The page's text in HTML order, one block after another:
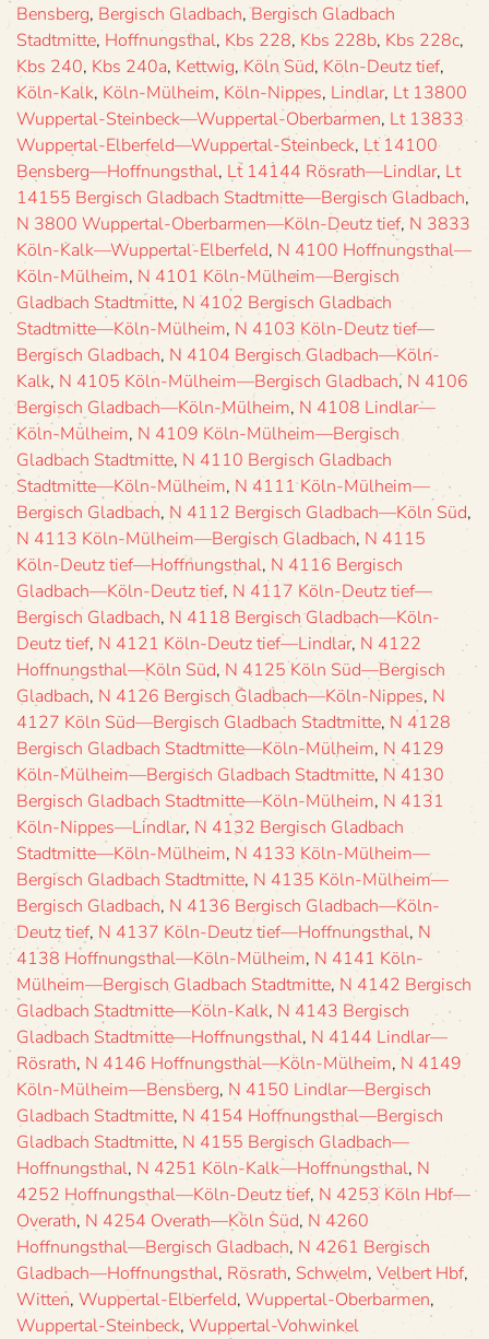
Bensberg, Bergisch Gladbach,Bergisch Gladbach
Stadtmitte, Hoffnungsthal, Kbs 228, Kbs 228b, Kbs 228c,
Kbs 240, Kbs 240a, Kettwig,Köln Süd, Köln-Deutz tief,
Köln-Kalk, Köln-Mülheim, Köln-Nippes, Lindlar, Lt 13800
Wuppertal-Steinbeck—Wuppertal-Oberbarmen, Lt 13833
Wuppertal-Elberfeld—Wuppertal-Steinbeck, Lt 14100
Bensberg—Hoffnungsthal, Lt 14144 Rösrath—Lindlar, Lt
14155 Bergisch Gladbach Stadtmitte—Bergisch Gladbach,
N 3800 Wuppertal-Oberbarmen—Köln-Deutz tief, N 3833
Köln-Kalk—Wuppertal-Elberfeld, N 4100 Hoffnungsthal—
Köln-Mülheim, N 4101 Köln-Mülheim—Bergisch
Gladbach Stadtmitte, N 4102 Bergisch Gladbach
Stadtmitte—Köln-Mülheim, N 4103 Köln-Deutz tief—
Bergisch Gladbach, N 4104 Bergisch Gladbach—Köln-
Kalk, N 4105 Köln-Mülheim—Bergisch Gladbach, N 4106
Bergisch Gladbach—Köln-Mülheim, N 4108 Lindlar—
Köln-Mülheim, N 4109 Köln-Mülheim—Bergisch
Gladbach Stadtmitte, N 4110 Bergisch Gladbach
Stadtmitte—Köln-Mülheim, N 4111 Köln-Mülheim—
Bergisch Gladbach, N 4112 Bergisch Gladbach—Köln Süd,
N 4113 Köln-Mülheim—Bergisch Gladbach, N 4115
Köln-Deutz tief—Hoffnungsthal, N 4116 Bergisch
Gladbach—Köln-Deutz tief, N 4117 Köln-Deutz tief—
Bergisch Gladbach, N 4118 Bergisch Gladbach—Köln-
Deutz tief, N 4121 Köln-Deutz tief—Lindlar, N 4122
Hoffnungsthal—Köln Süd,N 4125 Köln Süd—Bergisch
Gladbach, N 4126 Bergisch Gladbach—Köln-Nippes, N
4127 Köln Süd—Bergisch Gladbach Stadtmitte, N 4128
Bergisch Gladbach Stadtmitte—Köln-Mülheim, N 4129
Köln-Mülheim—Bergisch Gladbach Stadtmitte, N 4130
Bergisch Gladbach Stadtmitte—Köln-Mülheim, N 4131
Köln-Nippes—Lindlar, N 4132 Bergisch Gladbach
Stadtmitte—Köln-Mülheim, N 4133 Köln-Mülheim—
Bergisch Gladbach Stadtmitte, N 4135 Köln-Mülheim—
Bergisch Gladbach, N 4136 Bergisch Gladbach—Köln-
Deutz tief, N 4137 Köln-Deutz tief—Hoffnungsthal, N
4138 Hoffnungsthal—Köln-Mülheim, N 4141 Köln-
Mülheim—Bergisch Gladbach Stadtmitte, N 4142 Bergisch
Gladbach Stadtmitte—Köln-Kalk, N 4143 Bergisch
Gladbach Stadtmitte—Hoffnungsthal, N 4144 Lindlar—
Rösrath, N 4146 Hoffnungsthal—Köln-Mülheim, N 4149
Köln-Mülheim—Bensberg, N 4150 Lindlar—Bergisch
Gladbach Stadtmitte, N 4154 Hoffnungsthal—Bergisch
Gladbach Stadtmitte, N 4155 Bergisch Gladbach—
Hoffnungsthal, N 4251 Köln-Kalk—Hoffnungsthal, N
4252 Hoffnungsthal—Köln-Deutz tief, N 4253 Köln Hbf—
Overath, N 4254 Overath—Köln Süd, N 4260
Hoffnungsthal—Bergisch Gladbach, N 4261 Bergisch
Gladbach—Hoffnungsthal, Rösrath, Schwelm, Velbert Hbf,
Witten, Wuppertal-Elberfeld, Wuppertal-Oberbarmen,
Wuppertal-Steinbeck, Wuppertal-Vohwinkel